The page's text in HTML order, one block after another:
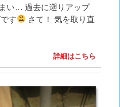
い… 過去に遡りアップ
す
さて！ 気を取り直
詳細はこちら